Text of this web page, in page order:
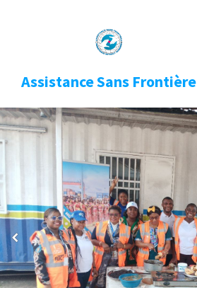
Assistance Sans Frontière